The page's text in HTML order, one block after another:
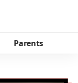
Parents